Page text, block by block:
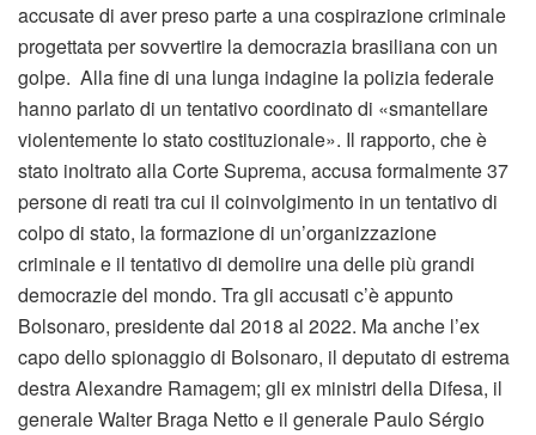
accusate di aver preso parte a una cospirazione criminale
progettata per sovvertire la democrazia brasiliana con un
golpe. Alla fine di una lunga indagine la polizia federale
hanno parlato di un tentativo coordinato di «smantellare
violentemente lo stato costituzionale». Il rapporto, che è
stato inoltrato alla Corte Suprema, accusa formalmente 37
persone di reati tra cui il coinvolgimento in un tentativo di
colpo di stato, la formazione di un’organizzazione
criminale e il tentativo di demolire una delle più grandi
democrazie del mondo. Tra gli accusati c’è appunto
Bolsonaro, presidente dal 2018 al 2022. Ma anche l’ex
capo dello spionaggio di Bolsonaro, il deputato di estrema
destra Alexandre Ramagem; gli ex ministri della Difesa, il
generale Walter Braga Netto e il generale Paulo Sérgio